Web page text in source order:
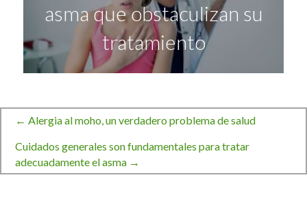
asma que obstaculizan su
tratamiento
Navegación
de
← Alergia al moho, un verdadero problema de salud
Cuidados generales son fundamentales para tratar
adecuadamente el asma →